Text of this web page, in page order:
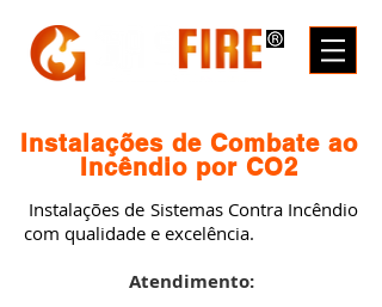
Instalações de Combate ao
Incêndio por CO2
Instalações de Sistemas Contra Incêndio
com qualidade e excelência.
Atendimento: